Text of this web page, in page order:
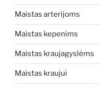
Maistas arterijoms
Maistas kepenims
Maistas kraujagyslėms
Maistas kraujui